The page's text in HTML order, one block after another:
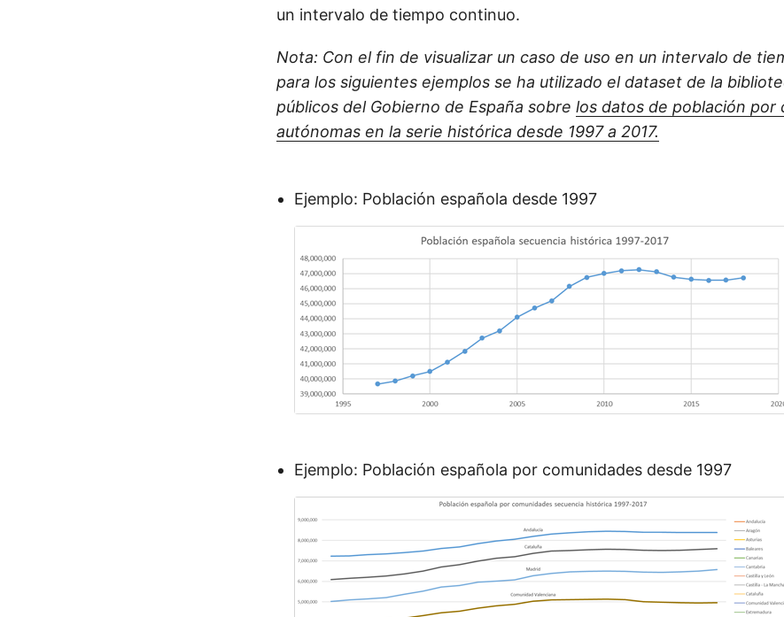
un intervalo de tiempo continuo.
Nota: Con el fin de visualizar un caso de uso en un intervalo de
para los siguientes ejemplos se ha utilizado el dataset de la
públicos del Gobierno de España sobre los datos de población por
autónomas en la serie histórica desde 1997 a 2017.
Ejemplo: Población española desde 1997
Ejemplo: Población española por comunidades desde 1997